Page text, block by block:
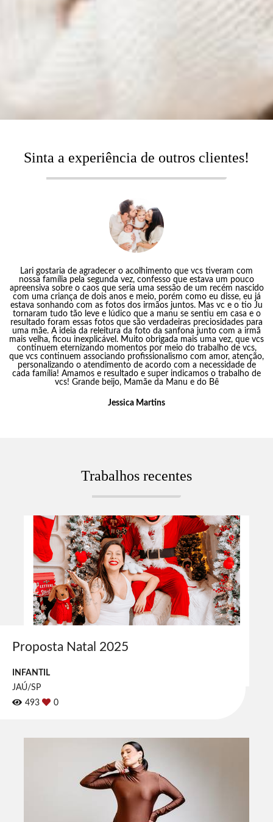
Trabalhos recentes
Proposta Natal 2025
INFANTIL
JAÚ/SP
493
0
Sinta a experiência de outros clientes!
Lari gostaria de agradecer o acolhimento que vcs tiveram com
nossa família pela segunda vez, confesso que estava um pouco
apreensiva sobre o caos que seria uma sessão de um recém nascido
com uma criança de dois anos e meio, porém como eu disse, eu já
estava sonhando com as fotos dos irmãos juntos. Mas vc e o tio Ju
tornaram tudo tão leve e lúdico que a manu se sentiu em casa e o
resultado foram essas fotos que são verdadeiras preciosidades para
uma mãe. A ideia da releitura da foto da sanfona junto com a irmã
mais velha, ficou inexplicável. Muito obrigada mais uma vez, que vcs
continuem eternizando momentos por meio do trabalho de vcs,
que vcs continuem associando profissionalismo com amor, atenção,
personalizando o atendimento de acordo com a necessidade de
cada família! Amamos e resultado e super indicamos o trabalho de
vcs! Grande beijo, Mamãe da Manu e do Bê
Jessica Martins